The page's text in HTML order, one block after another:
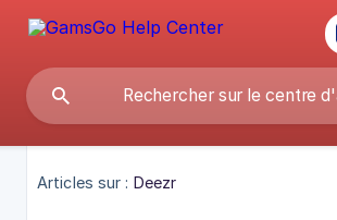
Articles sur : Deezr